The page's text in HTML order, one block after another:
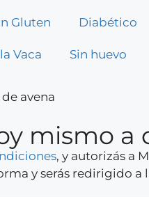
Gluten Diabético
Vaca Sin huevo
mismo a
, y autorizás a
y serás redirigido a